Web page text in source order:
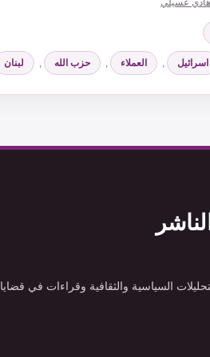
هادي عسيلي
اسرائيل , العملاء , حزب الله , لبنان
السياسية والثقافية وقراءات في قضايا